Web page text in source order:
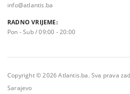
info@atlantis.ba
RADNO VRIJEME:
Pon - Sub / 09:00 - 20:00
Copyright © 2026 Atlantis.ba. Sva prava
Sarajevo